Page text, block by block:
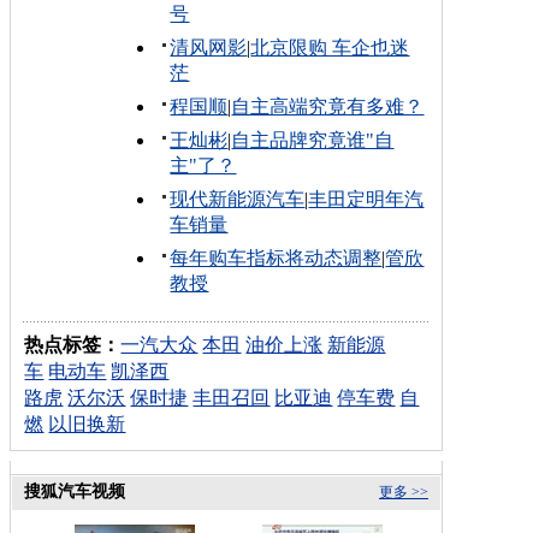
号
清风网影|北京限购 车企也迷
茫
程国顺|自主高端究竟有多难？
王灿彬|自主品牌究竟谁"自
主"了？
现代新能源汽车|丰田定明年汽
车销量
每年购车指标将动态调整|管欣
教授
热点标签：一汽大众 本田 油价上涨 新能源
车 电动车 凯泽西
路虎 沃尔沃 保时捷 丰田召回 比亚迪 停车费 自
燃 以旧换新
更多 >>
搜狐汽车视频